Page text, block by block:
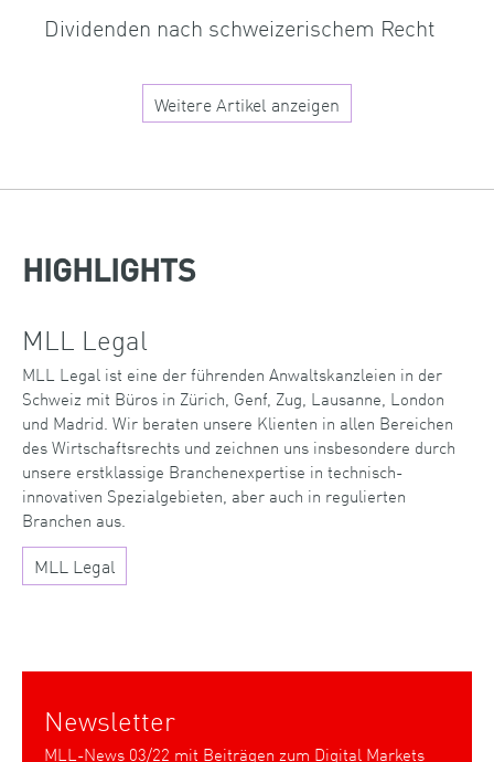
Dividenden nach schweizerischem Recht
Weitere Artikel anzeigen
HIGHLIGHTS
MLL Legal
MLL Legal ist eine der führenden Anwaltskanzleien in der
Schweiz mit Büros in Zürich, Genf, Zug, Lausanne, London
und Madrid. Wir beraten unsere Klienten in allen Bereichen
des Wirtschaftsrechts und zeichnen uns insbesondere durch
unsere erstklassige Branchenexpertise in technisch-
innovativen Spezialgebieten, aber auch in regulierten
Branchen aus.
MLL Legal
Newsletter
MLL-News 03/22 mit Beiträgen zum Digital Markets